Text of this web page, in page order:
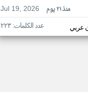
Jul 19, 2026
منذ ٢١ يوم
عربي عدد الكلمات: ٢٢٣